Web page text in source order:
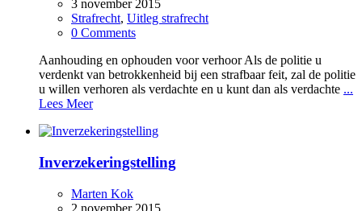
3 november 2015
Strafrecht, Uitleg strafrecht
0 Comments
Aanhouding en ophouden voor verhoor Als de politie u
verdenkt van betrokkenheid bij een strafbaar feit, zal de politie
u willen verhoren als verdachte en u kunt dan als verdachte ...
Lees Meer
Inverzekeringstelling
Marten Kok
2 november 2015